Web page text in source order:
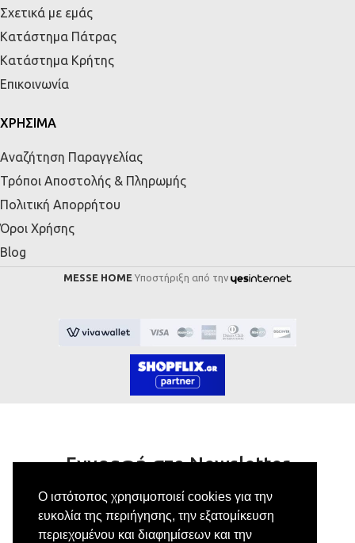
Ο ιστότοπος χρησιμοποιεί cookies για την
ευκολία της περιήγησης, την εξατομίκευση
περιεχομένου και διαφημίσεων και την
Σχετικά με εμάς
Κατάστημα Πάτρας
Κατάστημα Κρήτης
Επικοινωνία
ΧΡΗΣΙΜΑ
Αναζήτηση Παραγγελίας
Τρόποι Αποστολής & Πληρωμής
Πολιτική Απορρήτου
Όροι Χρήσης
Blog
MESSE HOME Υποστήριξη από την
Εγγραφή στο Newsletter
Κάνε εγγραφή στο newsletter μας για να
λαμβάνεις αποκλειστικές προσφορές.